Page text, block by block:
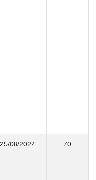
25/08/2022 70